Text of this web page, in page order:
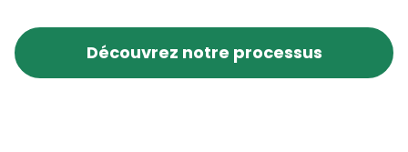
Découvrez notre processus